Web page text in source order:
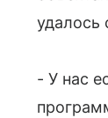
удалось
- У нас